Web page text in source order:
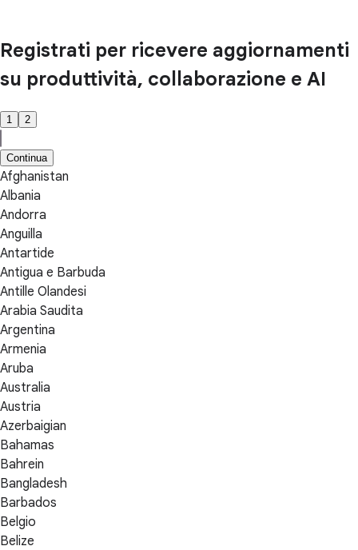
Registrati per ricevere aggiornamenti
su produttività, collaborazione e AI
1 2
Continua
Afghanistan
Albania
Andorra
Anguilla
Antartide
Antigua e Barbuda
Antille Olandesi
Arabia Saudita
Argentina
Armenia
Aruba
Australia
Austria
Azerbaigian
Bahamas
Bahrein
Bangladesh
Barbados
Belgio
Belize